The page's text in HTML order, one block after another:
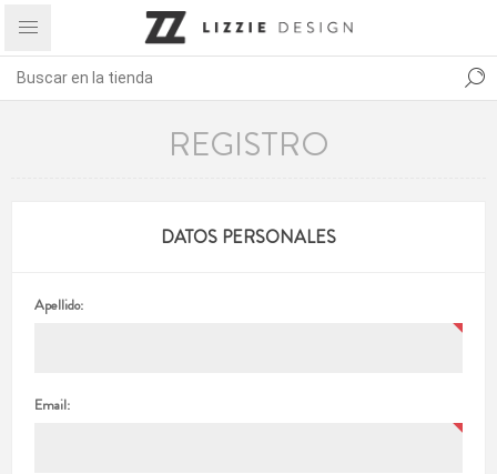
REGISTRO
DATOS PERSONALES
Apellido:
Email: